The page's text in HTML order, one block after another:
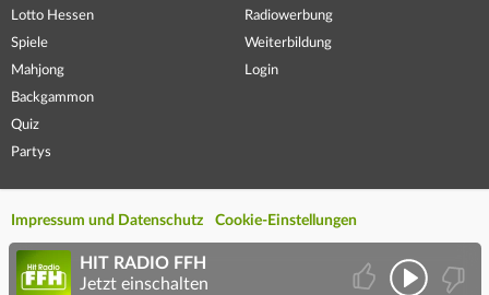
Lotto Hessen
Spiele
Mahjong
Backgammon
Quiz
Partys
Radiowerbung
Weiterbildung
Login
Impressum und Datenschutz Cookie-Einstellungen
HIT RADIO FFH
Jetzt einschalten